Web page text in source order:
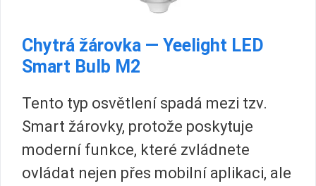
Chytrá žárovka — Yeelight LED
Smart Bulb M2
Tento typ osvětlení spadá mezi tzv.
Smart žárovky, protože poskytuje
moderní funkce, které zvládnete
ovládat nejen přes mobilní aplikaci, ale